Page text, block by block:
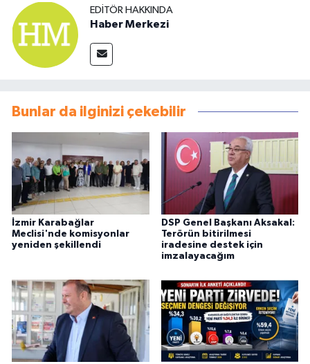
EDITÖR HAKKINDA
Haber Merkezi
Bunlar da ilginizi çekebilir
İzmir Karabağlar
Meclisi'nde komisyonlar
yeniden şekillendi
DSP Genel Başkanı Aksakal:
Terörün bitirilmesi
iradesine destek için
imzalayacağım